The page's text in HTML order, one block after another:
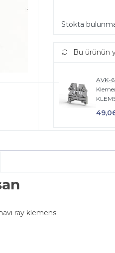
Stokta
Bu ürünün
AVK-
ray klemens.